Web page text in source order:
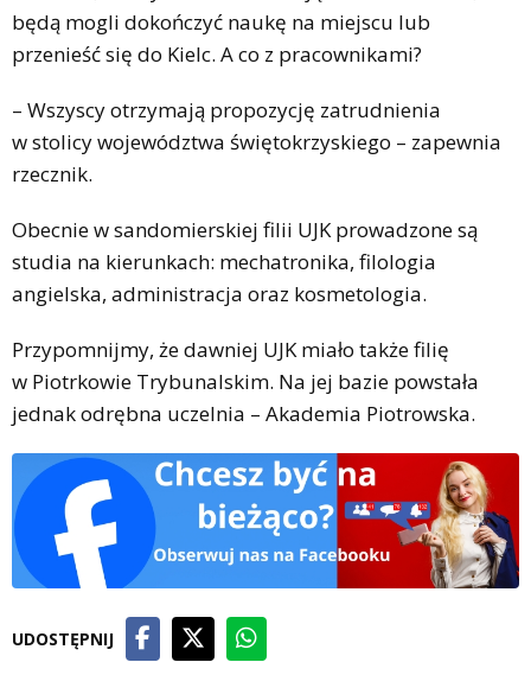
będą mogli dokończyć naukę na miejscu lub
przenieść się do Kielc. A co z pracownikami?
– Wszyscy otrzymają propozycję zatrudnienia
w stolicy województwa świętokrzyskiego – zapewnia
rzecznik.
Obecnie w sandomierskiej filii UJK prowadzone są
studia na kierunkach: mechatronika, filologia
angielska, administracja oraz kosmetologia.
Przypomnijmy, że dawniej UJK miało także filię
w Piotrkowie Trybunalskim. Na jej bazie powstała
jednak odrębna uczelnia – Akademia Piotrowska.
UDOSTĘPNIJ